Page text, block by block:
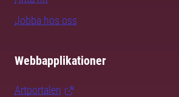
Jobba hos oss
Webbapplikationer
Artportalen